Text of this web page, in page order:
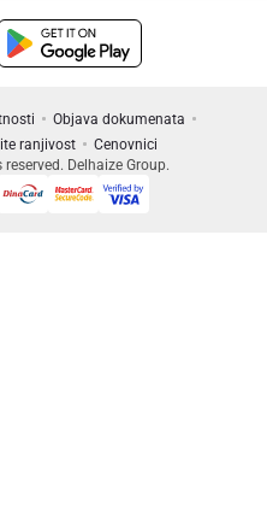
Objava dokumenata
ranjivost
Cenovnici
Delhaize Group.